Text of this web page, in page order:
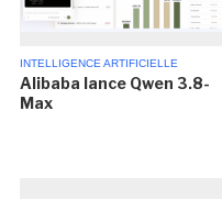
INTELLIGENCE ARTIFICIELLE
Alibaba lance Qwen 3.8-
Max